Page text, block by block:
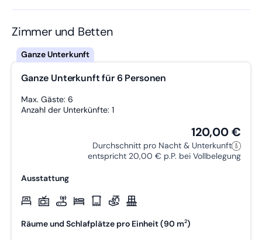
Highlights:
✅ Große Küche mit Spülmaschine und 2 Kühlschränken
✅ Badezimmer mit Dusche und Badewanne
✅ Schnelles Internet
Parken
dem Haus befindet. Ihr Stellplatz (Nr. 3) liegt in der Straße
Magdalenenhäuser Weg 35, etwa 150 Meter vom Haus
Zimmer und Betten
Ganze Unterkunft für 6 Personen
Max. Gäste: 6
Anzahl der Unterkünfte: 1
120,00 €
Durchschnitt pro Nacht & Unterkunft
entspricht 20,00 € p.P. bei Vollbelegung
Ausstattung
Räume und Schlafplätze pro Einheit (90 m2)